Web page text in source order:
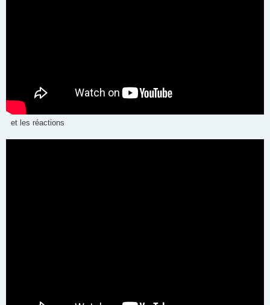
et les réactions